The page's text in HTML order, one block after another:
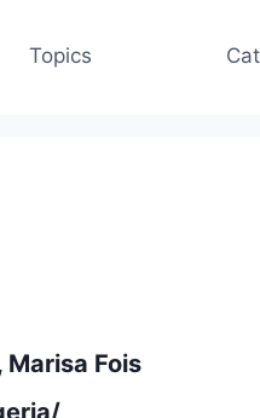
Topics
Fois